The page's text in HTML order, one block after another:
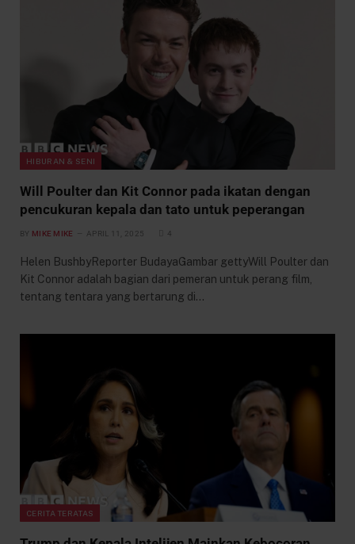
HIBURAN & SENI
Will Poulter dan Kit Connor pada ikatan dengan
pencukuran kepala dan tato untuk peperangan
BY MIKE MIKE APRIL 11, 2025 4
Helen BushbyReporter BudayaGambar gettyWill Poulter dan
Kit Connor adalah bagian dari pemeran untuk perang film,
tentang tentara yang bertarung di…
CERITA TERATAS